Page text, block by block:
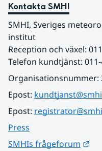
Kontakta SMHI
SMHI, Sveriges
institut
Reception och växel:
Telefon kundtjänst:
Organisationsnummer:
Epost:
Epost:
Press
SMHIs frågeforum